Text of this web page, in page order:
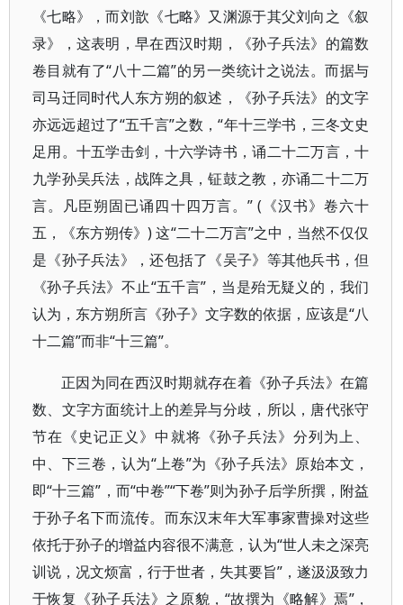
《七略》，而刘歆《七略》又渊源于其父刘向之《叙
录》，这表明，早在西汉时期，《孙子兵法》的篇数
卷目就有了“八十二篇”的另一类统计之说法。而据与
司马迁同时代人东方朔的叙述，《孙子兵法》的文字
亦远远超过了“五千言”之数，“年十三学书，三冬文史
足用。十五学击剑，十六学诗书，诵二十二万言，十
九学孙吴兵法，战阵之具，钲鼓之教，亦诵二十二万
言。凡臣朔固已诵四十四万言。” (《汉书》卷六十
五，《东方朔传》) 这“二十二万言”之中，当然不仅仅
是《孙子兵法》，还包括了《吴子》等其他兵书，但
《孙子兵法》不止“五千言”，当是殆无疑义的，我们
认为，东方朔所言《孙子》文字数的依据，应该是“八
十二篇”而非“十三篇”。
正因为同在西汉时期就存在着《孙子兵法》在篇
数、文字方面统计上的差异与分歧，所以，唐代张守
节在《史记正义》中就将《孙子兵法》分列为上、
中、下三卷，认为“上卷”为《孙子兵法》原始本文，
即“十三篇”，而“中卷”“下卷”则为孙子后学所撰，附益
于孙子名下而流传。而东汉末年大军事家曹操对这些
依托于孙子的增益内容很不满意，认为“世人未之深亮
训说，况文烦富，行于世者，失其要旨”，遂汲汲致力
于恢复《孙子兵法》之原貌，“故撰为《略解》焉”，